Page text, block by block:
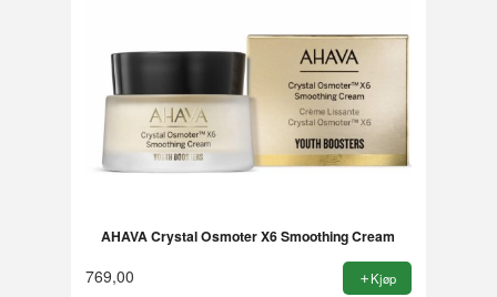
AHAVA Crystal Osmoter X6 Smoothing Cream
769,00 Kjøp